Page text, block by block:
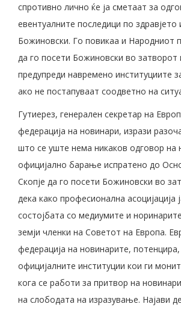
спротивно лично ќе ја сметаат за
евентуалните последици по
Божиновски. Го повикаа и Народниот
да го посети Божиновски во затворот
предупреди навремено институциите
ако не постапуваат соодветно на
Гутиерез, генерален секретар на
федерација на новинари, изрази
што се уште нема никаков одговор на
официјално барање испратено до
Скопје да го посети Божиновски во
дека како професионална асоцијација
состојбата со медиумите и
земји членки на Советот на Европа.
федерација на новинарите,
официјалните институции кои ги
кога се работи за притвор на
на слободата на изразување. Најави